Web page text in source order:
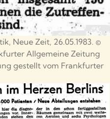
Neue Zeit, 26.05.1983. ©
Allgemeine Zeitung
gestellt vom Frankfurter